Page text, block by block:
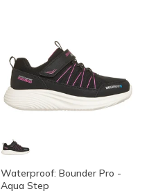
Waterproof: Bounder Pro -
Aqua Step